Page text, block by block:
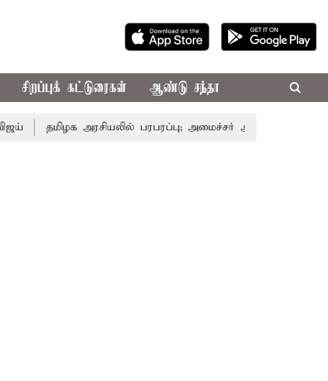
சிறப்புக் கட்டுரைகள் ஆண்டு சந்தா
தமிழக அரசியலில் பரபரப்பு; அமைச்சர் ஆனந்த் உடன் சி.வி.